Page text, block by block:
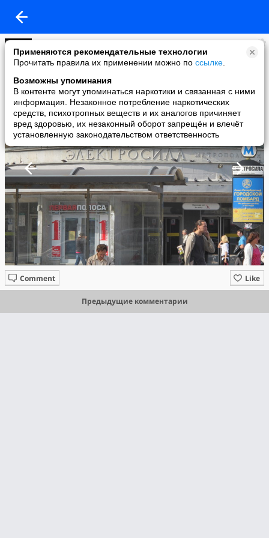
Применяются рекомендательные технологии
Прочитать правила их применении можно по ссылке
Возможны упоминания
В контенте могут упоминаться наркотики и связанная с ними
информация. Незаконное потребление наркотических
средств, психотропных веществ и их аналогов причиняет
вред здоровью, их незаконный оборот запрещён и влечёт
установленную законодательством ответственность
SELMARION
added a photo
22 Aug в 01:48
Like
Comment
Предыдущие комментарии